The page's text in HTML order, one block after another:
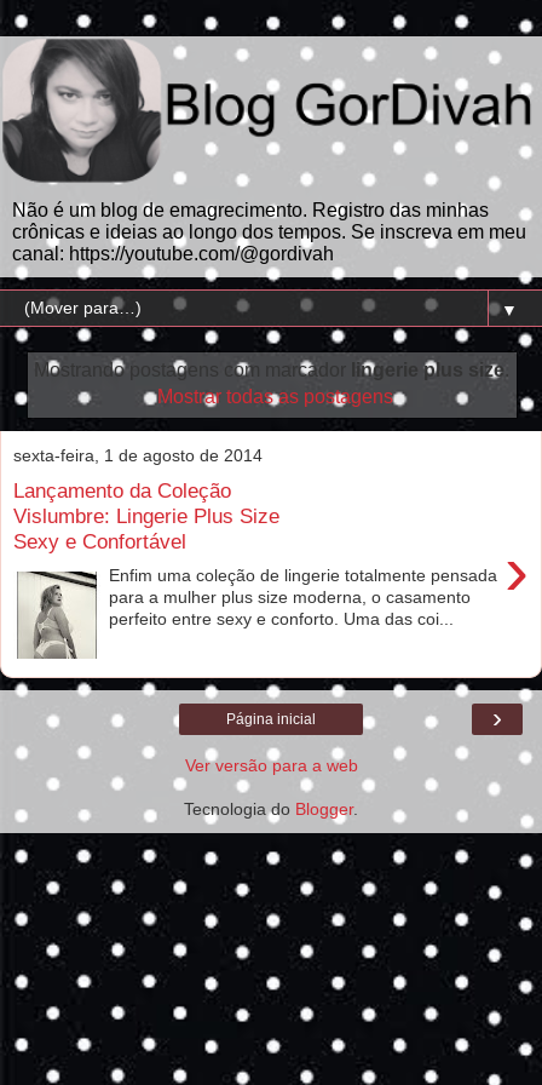
Não é um blog de emagrecimento. Registro das minhas
crônicas e ideias ao longo dos tempos. Se inscreva em meu
canal: https://youtube.com/@gordivah
▼
Mostrando postagens com marcador lingerie plus size.
Mostrar todas as postagens
sexta-feira, 1 de agosto de 2014
Lançamento da Coleção
Vislumbre: Lingerie Plus Size
Sexy e Confortável
›
Enfim uma coleção de lingerie totalmente pensada
para a mulher plus size moderna, o casamento
perfeito entre sexy e conforto. Uma das coi...
›
Página inicial
Ver versão para a web
Tecnologia do Blogger.